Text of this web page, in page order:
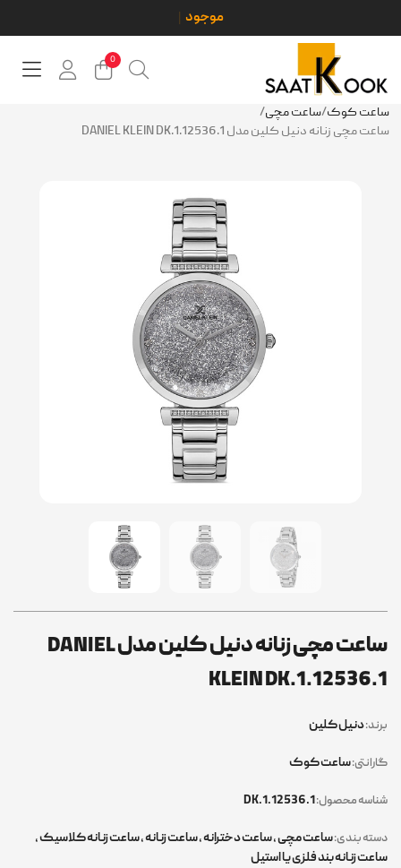
0
ساعت کوک/ساعت مچی/
ساعت مچی زنانه دنیل کلین مدل DANIEL KLEIN DK.1.12536.1
ساعت مچی زنانه دنیل کلین مدل DANIEL
KLEIN DK.1.12536.1
برند:دنیل کلین
گارانتی:ساعت کوک
شناسه محصول:
دسته بندی:ساعت مچی,ساعت دخترانه,ساعت زنانه,ساعت زنانه کلاسیک,
ساعت زنانه بند فلزی یا استیل